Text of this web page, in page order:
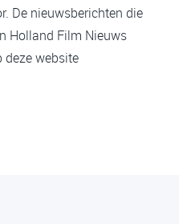
De nieuwsberichten die
Holland Film Nieuws
deze website